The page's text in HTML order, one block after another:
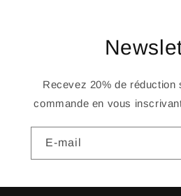
Recevez 20% de réduction
commande en vous
E-mail